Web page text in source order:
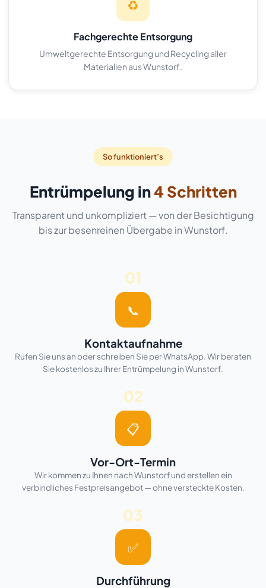
♻️
Fachgerechte Entsorgung
Umweltgerechte Entsorgung und Recycling aller
Materialien aus Wunstorf.
So funktioniert’s
Entrümpelung in4 Schritten
Transparent und unkompliziert — von der Besichtigung
bis zur besenreinen Übergabe in Wunstorf.
01
📞
Kontaktaufnahme
Rufen Sie uns an oder schreiben Sie per WhatsApp. Wir beraten
Sie kostenlos zu Ihrer Entrümpelung in Wunstorf.
02
📋
Vor-Ort-Termin
Wir kommen zu Ihnen nach Wunstorf und erstellen ein
verbindliches Festpreisangebot — ohne versteckte Kosten.
03
✅
Durchführung